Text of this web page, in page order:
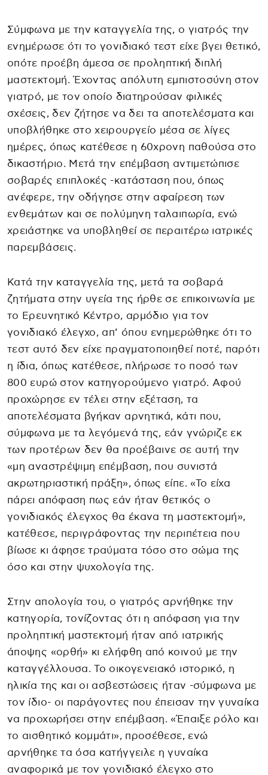
Σύμφωνα με την καταγγελία της, ο γιατρός την
ενημέρωσε ότι το γονιδιακό τεστ είχε βγει θετικό,
οπότε προέβη άμεσα σε προληπτική διπλή
μαστεκτομή. Έχοντας απόλυτη εμπιστοσύνη στον
γιατρό, με τον οποίο διατηρούσαν φιλικές
σχέσεις, δεν ζήτησε να δει τα αποτελέσματα και
υποβλήθηκε στο χειρουργείο μέσα σε λίγες
ημέρες, όπως κατέθεσε η 60χρονη παθούσα στο
δικαστήριο. Μετά την επέμβαση αντιμετώπισε
σοβαρές επιπλοκές -κατάσταση που, όπως
ανέφερε, την οδήγησε στην αφαίρεση των
ενθεμάτων και σε πολύμηνη ταλαιπωρία, ενώ
χρειάστηκε να υποβληθεί σε περαιτέρω ιατρικές
παρεμβάσεις.
Κατά την καταγγελία της, μετά τα σοβαρά
ζητήματα στην υγεία της ήρθε σε επικοινωνία με
το Ερευνητικό Κέντρο, αρμόδιο για τον
γονιδιακό έλεγχο, απ’ όπου ενημερώθηκε ότι το
τεστ αυτό δεν είχε πραγματοποιηθεί ποτέ, παρότι
η ίδια, όπως κατέθεσε, πλήρωσε το ποσό των
800 ευρώ στον κατηγορούμενο γιατρό. Αφού
προχώρησε εν τέλει στην εξέταση, τα
αποτελέσματα βγήκαν αρνητικά, κάτι που,
σύμφωνα με τα λεγόμενά της, εάν γνώριζε εκ
των προτέρων δεν θα προέβαινε σε αυτή την
«μη αναστρέψιμη επέμβαση, που συνιστά
ακρωτηριαστική πράξη», όπως είπε. «Το είχα
πάρει απόφαση πως εάν ήταν θετικός ο
γονιδιακός έλεγχος θα έκανα τη μαστεκτομή»,
κατέθεσε, περιγράφοντας την περιπέτεια που
βίωσε κι άφησε τραύματα τόσο στο σώμα της
όσο και στην ψυχολογία της.
Στην απολογία του, ο γιατρός αρνήθηκε την
κατηγορία, τονίζοντας ότι η απόφαση για την
προληπτική μαστεκτομή ήταν από ιατρικής
άποψης «ορθή» κι ελήφθη από κοινού με την
καταγγέλλουσα. Το οικογενειακό ιστορικό, η
ηλικία της και οι ασβεστώσεις ήταν -σύμφωνα με
τον ίδιο- οι παράγοντες που έπεισαν την γυναίκα
να προχωρήσει στην επέμβαση. «Έπαιξε ρόλο και
το αισθητικό κομμάτι», προσέθεσε, ενώ
αρνήθηκε τα όσα κατήγγειλε η γυναίκα
αναφορικά με τον γονιδιακό έλεγχο στο